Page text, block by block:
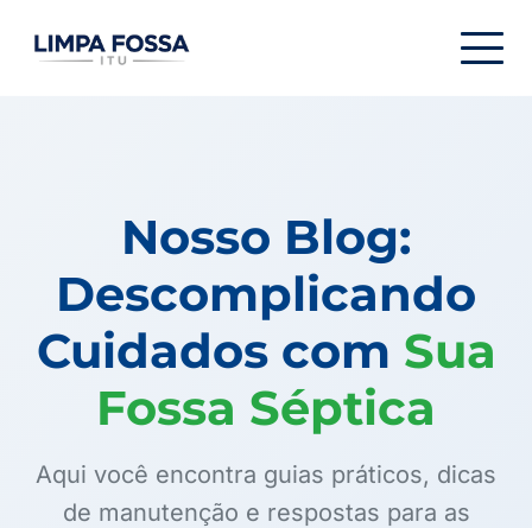
Nosso Blog:
Descomplicando
Cuidados com Sua
Fossa Séptica
Aqui você encontra guias práticos, dicas
de manutenção e respostas para as